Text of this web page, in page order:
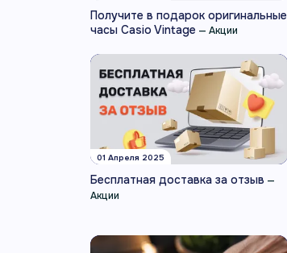
Получите в подарок оригинальные
часы Casio Vintage — Акции
01 Апреля 2025
Бесплатная доставка за отзыв —
Акции